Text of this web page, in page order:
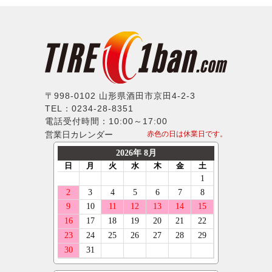
〒998-0102 山形県酒田市京田4-2-3
TEL：0234-28-8351
電話受付時間：10:00～17:00
営業日カレンダー
赤色の日は休業日です。